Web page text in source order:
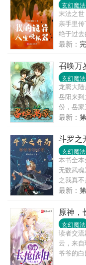
玄幻魔法
末法之
亲手里
绝于过
里的技艺
供物、
称米油
来的混
最新：
召唤万
玄幻魔法
龙腾大
岳阳来
份，岳
鬼。原来
认最废
典，穿
约战兽头
最新：
斗罗之
玄幻魔法
本书全
无数武
之我真
《斗罗之
不群穿
了他牛
斗罗？雷
是谁不
比你强
愿依附！
殿愿依
最新：
原神，
玄幻魔法
读者交
云，来
爷爷的